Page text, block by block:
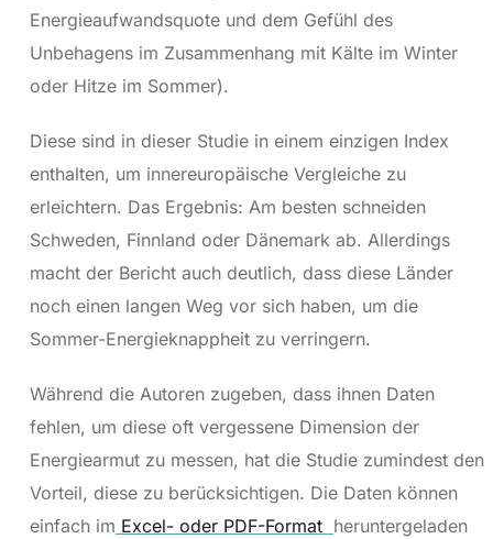
Energieaufwandsquote und dem Gefühl des
Unbehagens im Zusammenhang mit Kälte im Winter
oder Hitze im Sommer).
Diese sind in dieser Studie in einem einzigen Index
enthalten, um innereuropäische Vergleiche zu
erleichtern. Das Ergebnis: Am besten schneiden
Schweden, Finnland oder Dänemark ab. Allerdings
macht der Bericht auch deutlich, dass diese Länder
noch einen langen Weg vor sich haben, um die
Sommer-Energieknappheit zu verringern.
Während die Autoren zugeben, dass ihnen Daten
fehlen, um diese oft vergessene Dimension der
Energiearmut zu messen, hat die Studie zumindest den
Vorteil, diese zu berücksichtigen. Die Daten können
einfach im Excel- oder PDF-Format heruntergeladen